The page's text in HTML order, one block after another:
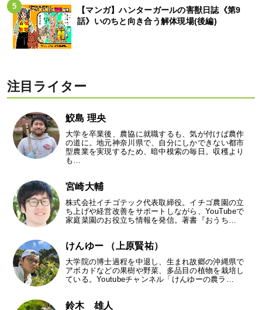
【マンガ】ハンターガールの害獣日誌《第9
話》いのちと向き合う解体現場(後編)
注目ライター
鮫島 理央
大学を卒業後、農協に就職するも、気が付けば農作
の道に。地元神奈川県で、自分にしかできない都市
型農業を実現するため、暗中模索の毎日。収穫より
も…
宮崎大輔
株式会社イチゴテック代表取締役。イチゴ農園の立
ち上げや経営改善をサポートしながら、YouTubeで
家庭菜園のお役立ち情報を発信。著書『おうち…
けんゆー （上原賢祐）
大学院の博士過程を中退し、生まれ故郷の沖縄県で
アボカドなどの果樹や野菜、多品目の植物を栽培し
ている。Youtubeチャンネル「けんゆーの農ラ…
鈴木 雄人